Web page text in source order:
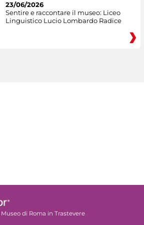
23/06/2026
Sentire e raccontare il museo: Liceo
Linguistico Lucio Lombardo Radice
Museo di Roma in Trastevere